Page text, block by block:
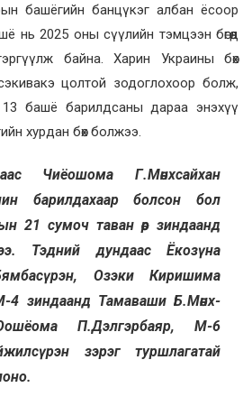
башёгийн банцүкэг албан ёсоор
нь 2025 оны сүүлийн тэмцээн бөгөөд
байна. Харин Украины бөх
цолтой зодоглохоор болж,
13 башё барилдсаны дараа энэхүү
хурдан бөх болжээ.
Чиёошома Г.Мөнхсайхан
барилдахаар болсон бол
21 сумоч таван өөр зиндаанд
Тэдний дундаас Ёкозүна
Озэки Киришима
4 зиндаанд Тамаваши Б.Мөнх-
П.Дэлгэрбаяр, М-6
зэрэг туршлагатай